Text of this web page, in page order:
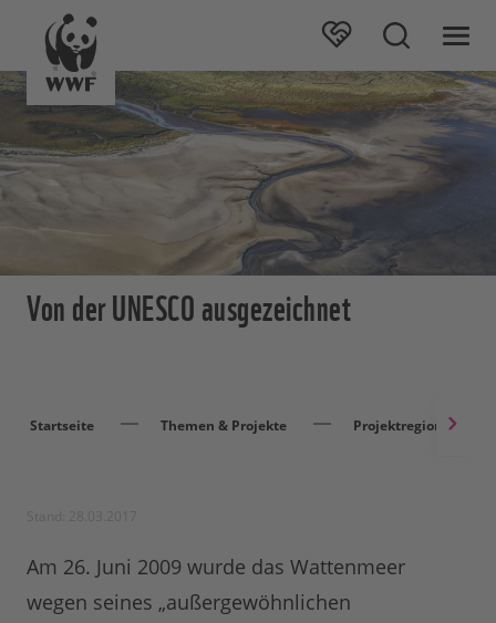
Von der UNESCO ausgezeichnet
Startseite Themen & Projekte Projektregionen
Am 26. Juni 2009 wurde das Wattenmeer
wegen seines „außergewöhnlichen